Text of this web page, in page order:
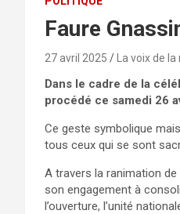
Faure
27 avril 2025 La voix de la
Dans le cadre de la
procédé ce samedi 26
Ce geste symbolique
tous ceux qui se sont
A travers la ranimation de
son engagement à
l’ouverture, l’unité